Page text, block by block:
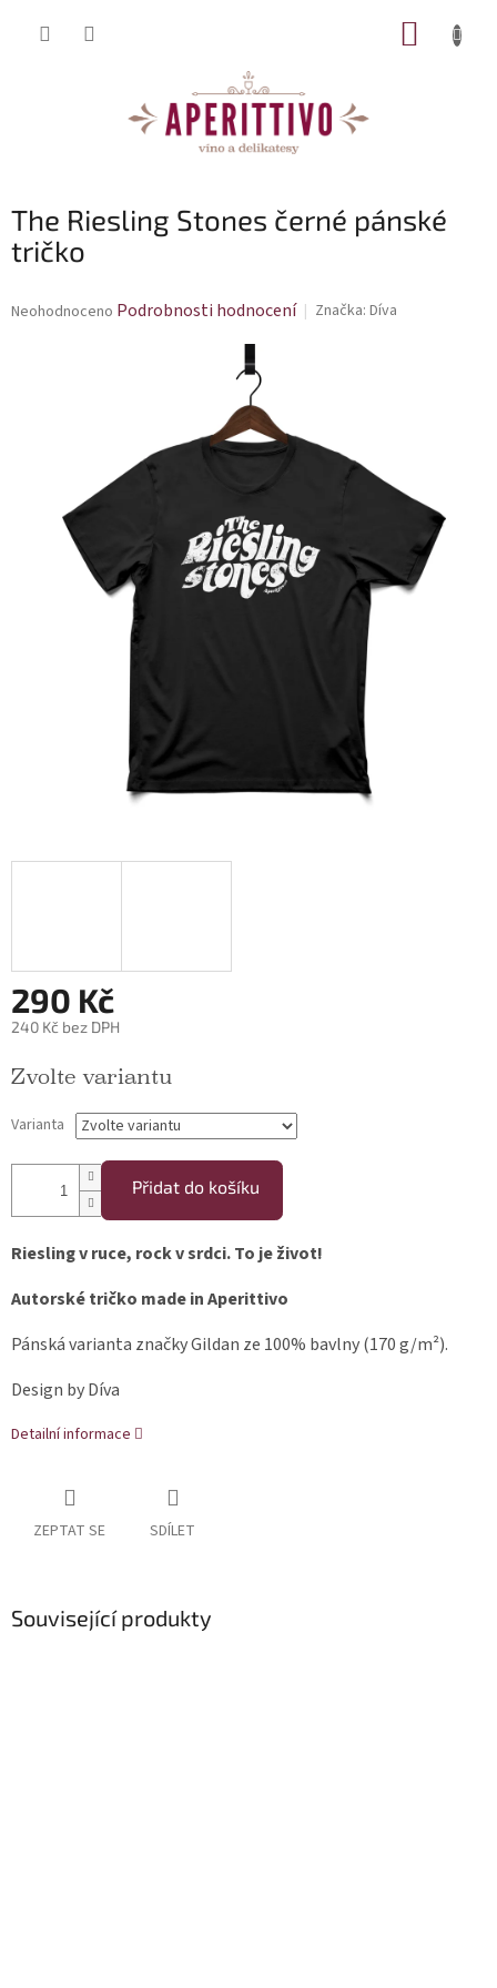
The Riesling Stones černé pánské
tričko
Průměrné hodnocení produktu je 0,0 z 5 hvězdiček.
Neohodnoceno Podrobnosti hodnocení Značka: Díva
290 Kč
240 Kč bez DPH
Zvolte variantu
Varianta
Přidat do košíku
Riesling v ruce, rock v srdci. To je život!
Autorské tričko made in Aperittivo
Pánská varianta značky Gildan ze 100% bavlny (170 g/m²).
Design by Díva
Detailní informace
ZEPTAT SE SDÍLET
Související produkty